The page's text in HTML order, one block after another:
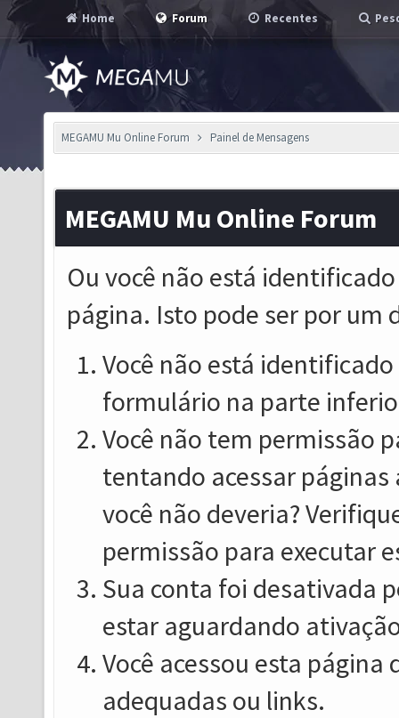
Home Forum Recentes
MEGAMU Mu Online Forum Painel de Mensagens
MEGAMU Mu Online Forum
Ou você não está
página. Isto pode ser por um
Você não está
formulário na parte
Você não tem permissão
tentando acessar
você não deveria?
permissão para executar
Sua conta foi desativada
estar aguardando
Você acessou esta
adequadas ou links.